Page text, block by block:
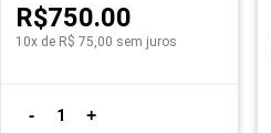
R$750.00
10x de R$ 75,00 sem juros
- 1 +